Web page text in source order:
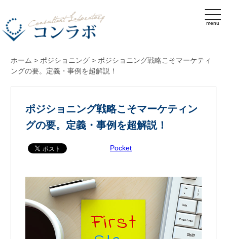
menu
ホーム > ポジショニング > ポジショニング戦略こそマーケティ
ングの要。定義・事例を超解説！
ポジショニング戦略こそマーケティン
グの要。定義・事例を超解説！
Pocket